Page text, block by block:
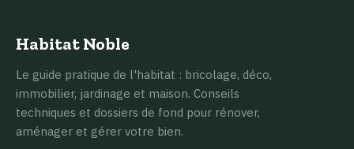
Habitat Noble
Le guide pratique de l'habitat : bricolage, déco,
immobilier, jardinage et maison. Conseils
techniques et dossiers de fond pour rénover,
aménager et gérer votre bien.